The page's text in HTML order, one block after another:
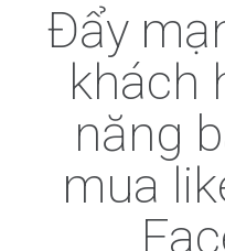
Đẩy
khách
năng
mua